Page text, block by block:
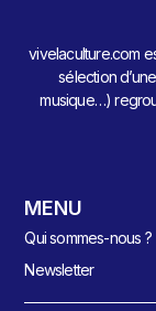
vivelaculture.com
sélection
musique…)
MENU
Qui sommes-nous ?
Newsletter